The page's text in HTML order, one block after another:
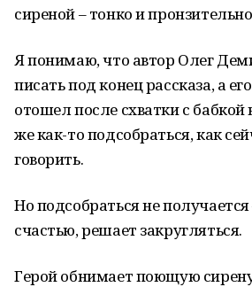
сиреной – тонко и
Я понимаю, что автор Олег
писать под конец рассказа, а
отошел после схватки с бабкой
же как-то подсобраться, как
говорить.
Но подсобраться не получается
счастью, решает закругляться.
Герой обнимает поющую сирену